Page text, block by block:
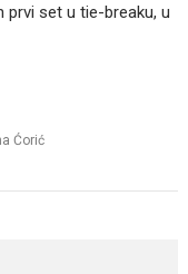
prvi set u tie-breaku, u
Ćorić